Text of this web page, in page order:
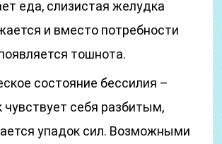
еда, слизистая желудка
и вместо потребности
тошнота.
состояние бессилия –
чувствует себя разбитым,
упадок сил. Возможными